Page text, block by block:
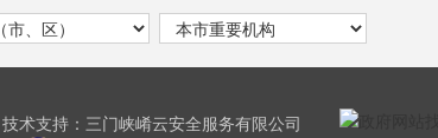
技术支持：三门峡崤云安全服务有限公司